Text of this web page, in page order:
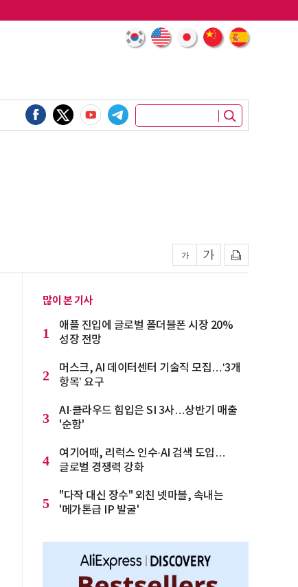
많이 본 기사
1
애플 진입에 글로벌 폴더블폰 시장 20%
성장 전망
2
머스크, AI 데이터센터 기술직 모집…‘3개
항목’ 요구
3
AI·클라우드 힘입은 SI 3사…상반기 매출
'순항'
4
여기어때, 리럭스 인수·AI 검색 도입…
글로벌 경쟁력 강화
5
"다작 대신 장수" 외친 넷마블, 속내는
'메가톤급 IP 발굴'